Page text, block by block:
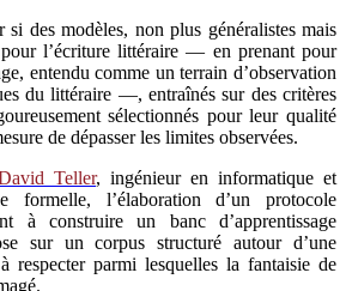
si des modèles, non plus généralistes mais
l’écriture littéraire — en prenant pour
entendu comme un terrain d’observation
du littéraire —, entraînés sur des critères
sélectionnés pour leur qualité
de dépasser les limites observées.
Teller, ingénieur en informatique et
formelle, l’élaboration d’un protocole
à construire un banc d’apprentissage
sur un corpus structuré autour d’une
respecter parmi lesquelles la fantaisie de